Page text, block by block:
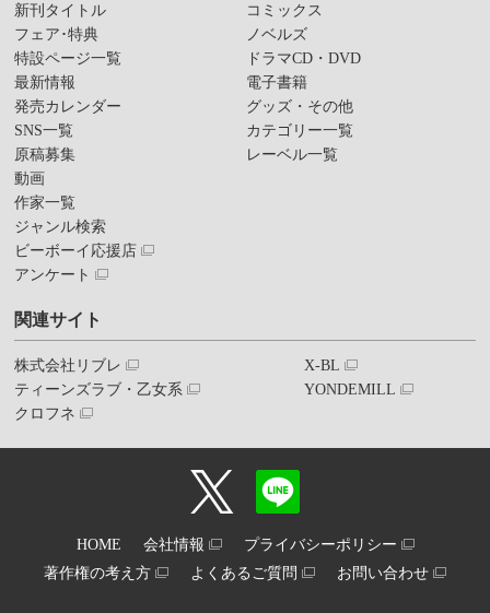
新刊タイトル
フェア･特典
特設ページ一覧
最新情報
発売カレンダー
SNS一覧
原稿募集
動画
作家一覧
ジャンル検索
ビーボーイ応援店
アンケート
コミックス
ノベルズ
ドラマCD・DVD
電子書籍
グッズ・その他
カテゴリー一覧
レーベル一覧
関連サイト
株式会社リブレ
ティーンズラブ・乙女系
クロフネ
X-BL
YONDEMILL
HOME 会社情報
プライバシーポリシー
著作権の考え方
よくあるご質問 お問い合わせ